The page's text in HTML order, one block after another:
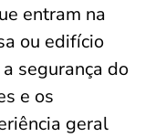
entram na
ou edifício
segurança do
e os
geral